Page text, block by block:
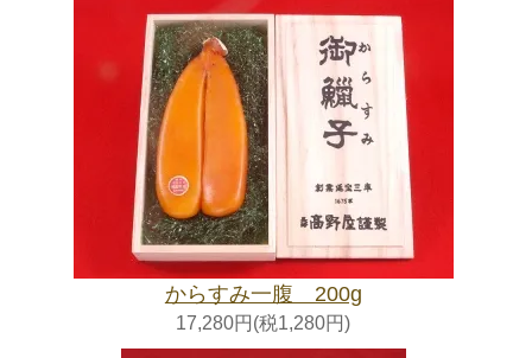
からすみ一腹 200g
17,280円(税1,280円)